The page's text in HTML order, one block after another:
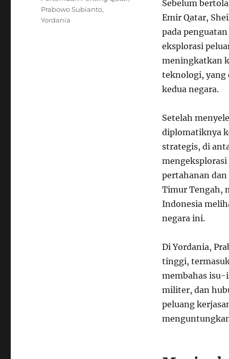
Sebelum
Emir Qatar,
pada
eksplorasi
meningkatkan
teknologi, yang
kedua negara.
Setelah
diplomatiknya
strategis, di
pertahanan dan
Timur Tengah,
Indonesia
negara ini.
Di Yordania,
tinggi,
membahas isu-
militer, dan
peluang
Prabowo Subianto,
Yordania